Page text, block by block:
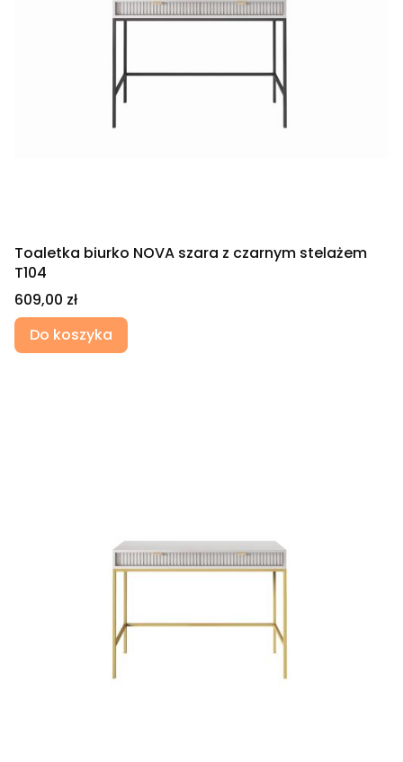
Toaletka biurko NOVA szara z czarnym stelażem
T104
Cena
609,00 zł
Do koszyka